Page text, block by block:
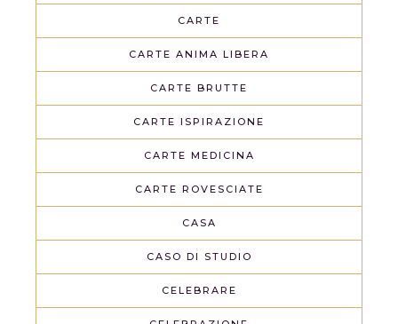
CARTE
CARTE ANIMA LIBERA
CARTE BRUTTE
CARTE ISPIRAZIONE
CARTE MEDICINA
CARTE ROVESCIATE
CASA
CASO DI STUDIO
CELEBRARE